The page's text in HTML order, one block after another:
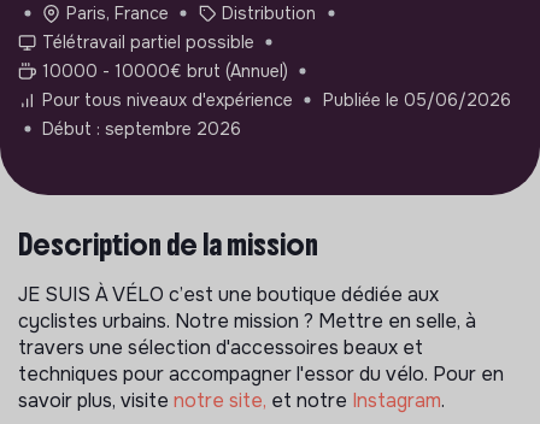
Paris, France
Distribution
Télétravail partiel possible
10000 - 10000€ brut (Annuel)
Pour tous niveaux d'expérience
Publiée le 05/06/2026
Début : septembre 2026
Description de la mission
JE SUIS À VÉLO c’est une boutique dédiée aux
cyclistes urbains. Notre mission ? Mettre en selle, à
travers une sélection d'accessoires beaux et
techniques pour accompagner l'essor du vélo. Pour en
savoir plus, visite notre site, et notre Instagram.